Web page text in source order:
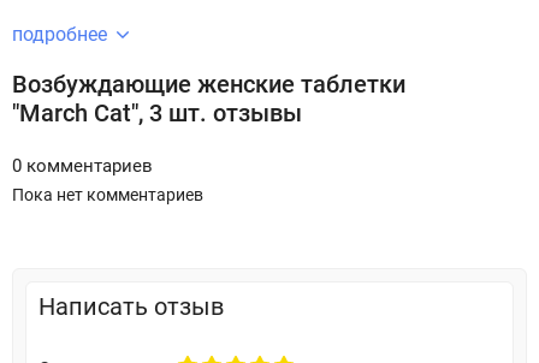
подробнее
Возбуждающие женские таблетки
"March Cat", 3 шт. отзывы
0 комментариев
Пока нет комментариев
Написать отзыв